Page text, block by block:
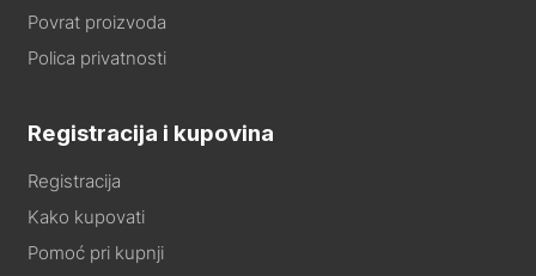
Povrat proizvoda
Polica privatnosti
Registracija i kupovina
Registracija
Kako kupovati
Pomoć pri kupnji